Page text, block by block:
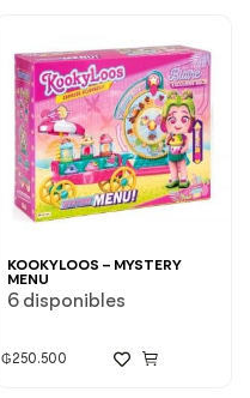
KOOKYLOOS – MYSTERY
MENU
6 disponibles
₲250.500